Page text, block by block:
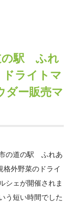
ルブック
年史
ポート
究助成
護に関する
ーカイブ
の駅 ふれ
ライトマ
ダー販売マ
の道の駅 ふれあ
外野菜のドライ
シェが開催されま
う短い時間でした